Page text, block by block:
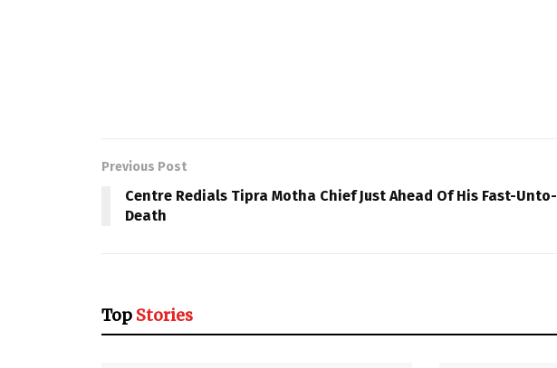
Previous Post
Centre Redials Tipra Motha Chief Just Ahead Of His Fast-Unto-
Death
Top Stories